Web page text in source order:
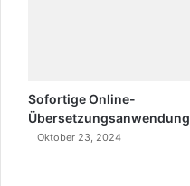
Sofortige Online-
Übersetzungsanwendung
Oktober 23, 2024